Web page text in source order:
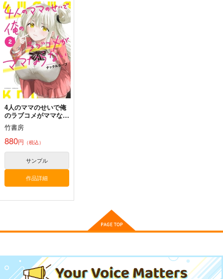
激突！女子高生お色気
戦車軍団19巻
甲冑娘
2,860円（税込）
サンプル
作品詳細
甲冑娘
サンプル
祝蘭-シュクラン-
とらいふる
メルエム×コムギ
サンプル
4人のママのせいで俺
のラブコメがママなら
ない 2
竹書房
880円 （税込）
サンプル
作品詳細